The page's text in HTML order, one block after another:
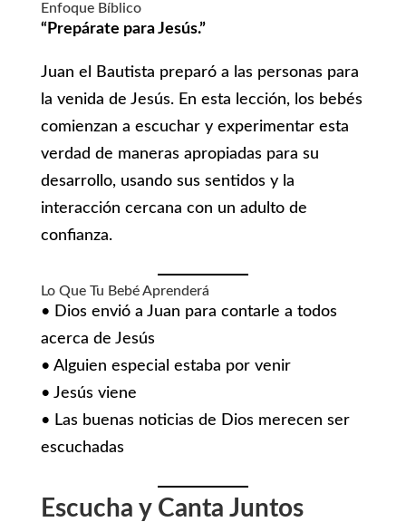
Enfoque Bíblico
“Prepárate para Jesús.”
Juan el Bautista preparó a las personas para
la venida de Jesús. En esta lección, los bebés
comienzan a escuchar y experimentar esta
verdad de maneras apropiadas para su
desarrollo, usando sus sentidos y la
interacción cercana con un adulto de
confianza.
Lo Que Tu Bebé Aprenderá
• Dios envió a Juan para contarle a todos
acerca de Jesús
• Alguien especial estaba por venir
• Jesús viene
• Las buenas noticias de Dios merecen ser
escuchadas
Escucha y Canta Juntos